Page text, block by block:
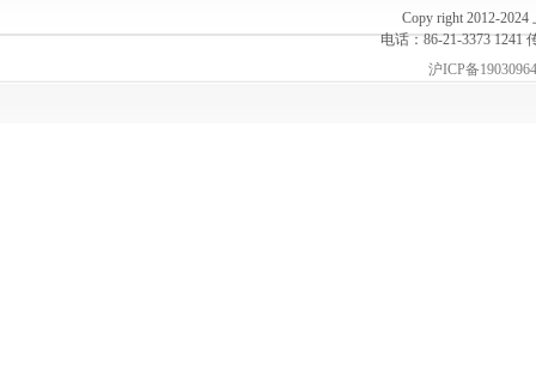
Copy right 2012-
电话：86-21-3373 1241
沪ICP备